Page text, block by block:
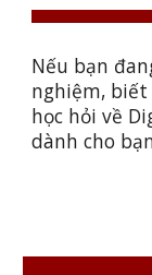
Nếu bạn
nghiệm,
học hỏi về
dành cho